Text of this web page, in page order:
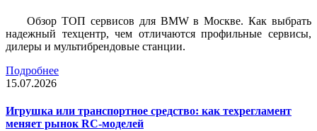
Обзор ТОП сервисов для BMW в Москве. Как выбрать
надежный техцентр, чем отличаются профильные сервисы,
дилеры и мультибрендовые станции.
Подробнее
15.07.2026
Игрушка или транспортное средство: как техрегламент
меняет рынок RC-моделей